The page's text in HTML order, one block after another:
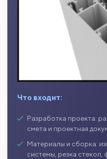
Что входит:
Разработка проекта:
смета и проектная
Материалы и сборка:
системы, резка стекол,